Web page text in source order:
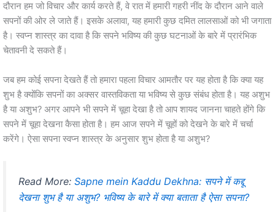
दौरान हम जो विचार और कार्य करते हैं, वे रात में हमारी गहरी नींद के दौरान आने वाले
सपनों की ओर ले जाते हैं। इसके अलावा, यह हमारी कुछ दमित लालसाओं को भी जगाता
है। स्वप्न शास्त्र का दावा है कि सपने भविष्य की कुछ घटनाओं के बारे में प्रारंभिक
चेतावनी दे सकते हैं।
जब हम कोई सपना देखते हैं तो हमारा पहला विचार आमतौर पर यह होता है कि क्या यह
शुभ है क्योंकि सपनों का अक्सर वास्तविकता या भविष्य से कुछ संबंध होता है। यह अशुभ
है या अशुभ? अगर आपने भी सपने में चूहा देखा है तो आप शायद जानना चाहते होंगे कि
सपने में चूहा देखना कैसा होता है। हम आज सपने में चूहों को देखने के बारे में चर्चा
करेंगे। ऐसा सपना स्वप्न शास्त्र के अनुसार शुभ होता है या अशुभ?
Read More: Sapne mein Kaddu Dekhna: सपने में कद्दू
देखना शुभ है या अशुभ? भविष्य के बारे में क्या बताता है ऐसा सपना?